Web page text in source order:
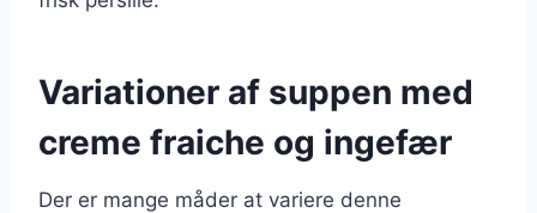
Variationer af suppen med
creme fraiche og ingefær
Der er mange måder at variere denne